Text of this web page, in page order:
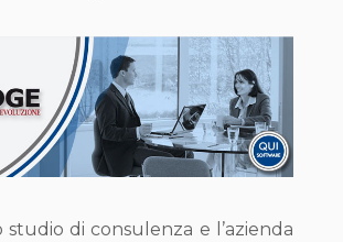
studio di consulenza e l’azienda